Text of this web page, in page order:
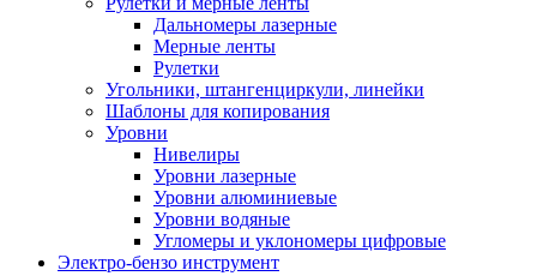
Дальномеры лазерные
Мерные ленты
Рулетки
Угольники, штангенциркули, линейки
Шаблоны для копирования
Уровни
Нивелиры
Уровни лазерные
Уровни алюминиевые
Уровни водяные
Угломеры и уклономеры цифровые
Электро-бензо инструмент